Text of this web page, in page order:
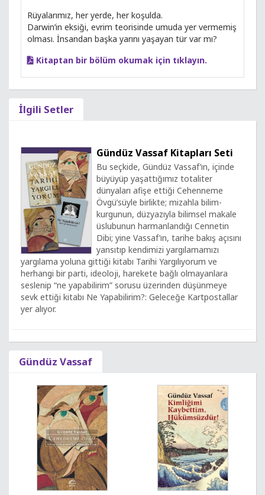
Rüyalarımız, her yerde, her koşulda.
Darwin’in eksiği, evrim teorisinde umuda yer vermemiş
olması. İnsandan başka yarını yaşayan tür var mı?
Kitaptan bir bölüm okumak için tıklayın.
İlgili Setler
Gündüz Vassaf Kitapları Seti
Bu seçkide, Gündüz Vassaf’ın, içinde
büyüyüp yaşattığımız totaliter
dünyaları afişe ettiği Cehenneme
Övgü’süyle birlikte; mizahla bilim-
kurgunun, düzyazıyla bilimsel makale
üslubunun harmanlandığı Cennetin
Dibi; yine Vassaf’ın, tarihe bakış açısını
yansıtıp kendimizi yargılamamızı
yargılama yoluna gittiği kitabı Tarihi Yargılıyorum ve
herhangi bir parti, ideoloji, harekete bağlı olmayanlara
seslenip “ne yapabilirim” sorusu üzerinden düşünmeye
sevk ettiği kitabı Ne Yapabilirim?: Geleceğe Kartpostallar
yer alıyor.
Gündüz Vassaf